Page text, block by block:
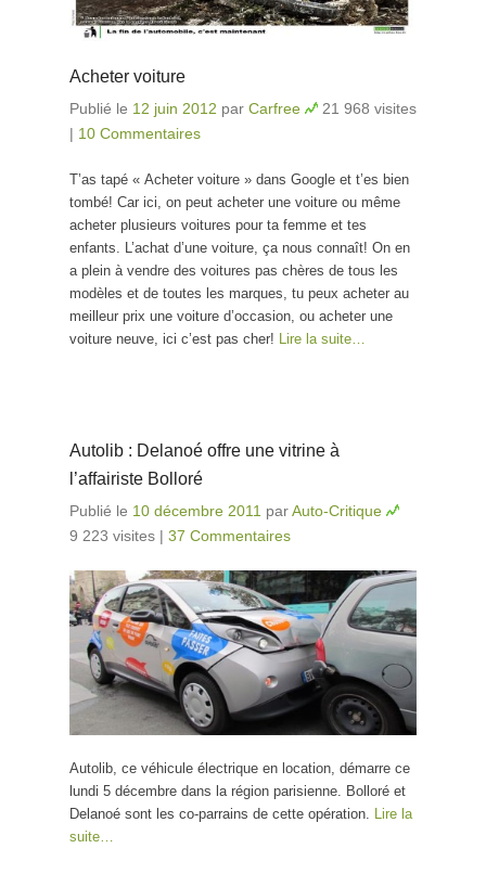
Acheter voiture
Publié le 12 juin 2012 par Carfree
21 968 visites
| 10 Commentaires
T’as tapé « Acheter voiture » dans Google et t’es bien
tombé! Car ici, on peut acheter une voiture ou même
acheter plusieurs voitures pour ta femme et tes
enfants. L’achat d’une voiture, ça nous connaît! On en
a plein à vendre des voitures pas chères de tous les
modèles et de toutes les marques, tu peux acheter au
meilleur prix une voiture d’occasion, ou acheter une
voiture neuve, ici c’est pas cher! Lire la suite…
Autolib : Delanoé offre une vitrine à
l’affairiste Bolloré
Publié le 10 décembre 2011 parAuto-Critique
9 223 visites | 37 Commentaires
Autolib, ce véhicule électrique en location, démarre ce
lundi 5 décembre dans la région parisienne. Bolloré et
Delanoé sont les co-parrains de cette opération. Lire la
suite…